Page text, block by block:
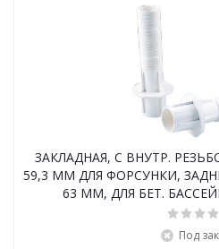
ЗАКЛАДНАЯ, С ВНУТР.
59,3 ММ ДЛЯ ФОРСУНКИ,
63 ММ, ДЛЯ БЕТ.
Под